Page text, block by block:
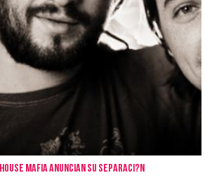
Mafia anuncian su separaci?n